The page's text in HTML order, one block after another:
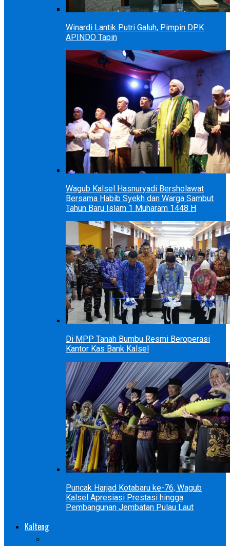
Winardi Lantik Putri Galuh, Pimpin DPK
APINDO Tapin
Wagub Kalsel Hasnuryadi Bersholawat
Bersama Habib Syekh dan Warga Sambut
Tahun Baru Islam 1 Muharam 1448 H
Di MPP Tanah Bumbu Resmi Beroperasi
Kantor Kas Bank Kalsel
Puncak Harjad Kotabaru ke-76, Wagub
Kalsel Apresiasi Prestasi hingga
Pembangunan Jembatan Pulau Laut
Kalteng